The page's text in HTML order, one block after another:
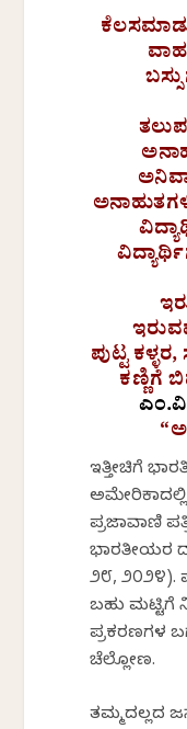
ಪುಟ್ಟ
ಕಣ್ಣಿಗೆ
ಇತ್ತೀಚಿಗೆ
ಅಮೇರಿಕಾದಲ್ಲಿ
ಪ್ರಜಾವಾಣಿ
ಭಾರತೀಯರ
೨೮, ೨೦೨೪).
ಬಹು ಮಟ್ಟಿಗೆ
ಪ್ರಕರಣಗಳ
ಚೆಲ್ಲೋಣ.
ತಮ್ಮದಲ್ಲದ